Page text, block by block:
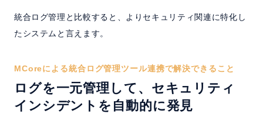
統合ログ管理と比較すると、よりセキュリティ関連に特化し
たシステムと言えます。
MCoreによる統合ログ管理ツール連携で解決できること
ログを一元管理して、セキュリティ
インシデントを自動的に発見